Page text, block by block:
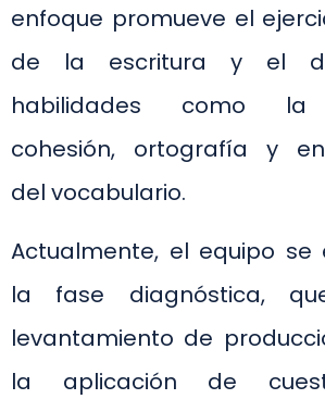
enfoque promueve el
de la escritura y el
habilidades como la
cohesión, ortografía y
del vocabulario.
Actualmente, el equipo se
la fase diagnóstica,
levantamiento de
la aplicación de